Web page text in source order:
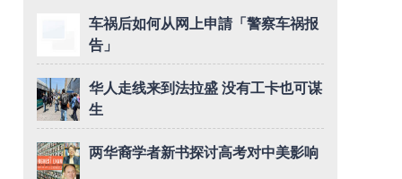
车祸后如何从网上申請「警察车祸报
告」
华人走线来到法拉盛 没有工卡也可谋
生
两华裔学者新书探讨高考对中美影响